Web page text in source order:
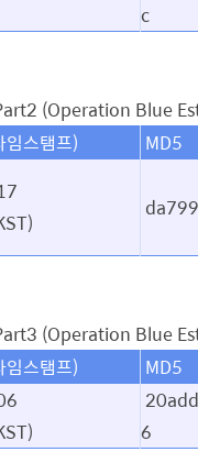
c
(Operation Blue
임스탬프)
MD5
(Operation Blue
임스탬프)
MD5
6